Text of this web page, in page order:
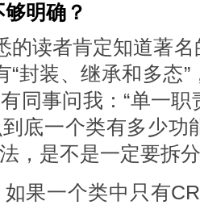
明确？
的读者肯定知道著名
“封装、继承和多态
同事问我：“单⼀
底⼀个类有多少功
，是不是⼀定要拆
果⼀个类中只有